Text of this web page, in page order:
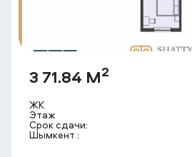
3 71.84 М2
ЖК
Этаж
Срок сдачи:
Шымкент :